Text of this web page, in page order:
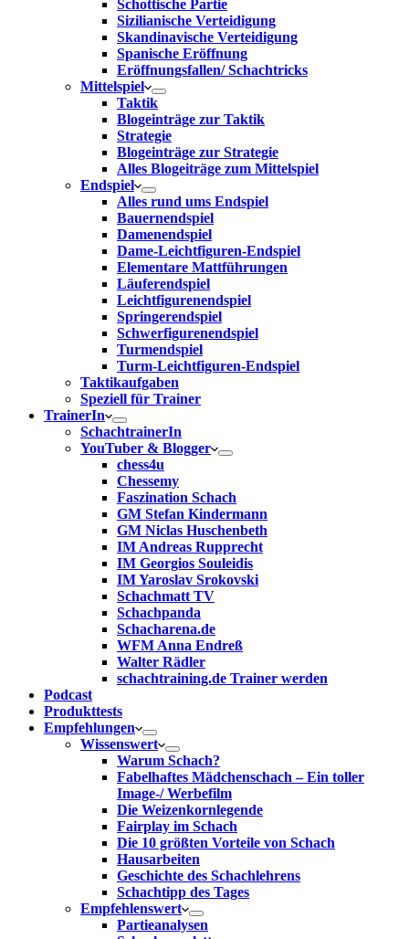
Schottische Partie
Sizilianische Verteidigung
Skandinavische Verteidigung
Spanische Eröffnung
Eröffnungsfallen/ Schachtricks
Mittelspiel
Taktik
Blogeinträge zur Taktik
Strategie
Blogeinträge zur Strategie
Alles Blogeiträge zum Mittelspiel
Endspiel
Alles rund ums Endspiel
Bauernendspiel
Damenendspiel
Dame-Leichtfiguren-Endspiel
Elementare Mattführungen
Läuferendspiel
Leichtfigurenendspiel
Springerendspiel
Schwerfigurenendspiel
Turmendspiel
Turm-Leichtfiguren-Endspiel
Taktikaufgaben
Speziell für Trainer
TrainerIn
SchachtrainerIn
YouTuber & Blogger
chess4u
Chessemy
Faszination Schach
GM Stefan Kindermann
GM Niclas Huschenbeth
IM Andreas Rupprecht
IM Georgios Souleidis
IM Yaroslav Srokovski
Schachmatt TV
Schachpanda
Schacharena.de
WFM Anna Endreß
Walter Rädler
schachtraining.de Trainer werden
Podcast
Produkttests
Empfehlungen
Wissenswert
Warum Schach?
Fabelhaftes Mädchenschach – Ein toller
Image-/ Werbefilm
Die Weizenkornlegende
Fairplay im Schach
Die 10 größten Vorteile von Schach‎
Hausarbeiten
Geschichte des Schachlehrens
Schachtipp des Tages
Empfehlenswert
Partieanalysen